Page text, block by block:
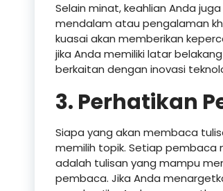
Selain minat, keahlian Anda
mendalam atau pengalaman
kuasai akan memberikan
jika Anda memiliki latar
berkaitan dengan inovasi
3. Perhatikan
Siapa yang akan membaca
memilih topik. Setiap pembaca
adalah tulisan yang mampu
pembaca. Jika Anda